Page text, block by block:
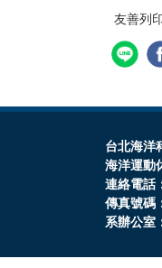
友善列
台北海洋
海洋運動
連絡電話
傳真號碼
系辦公室